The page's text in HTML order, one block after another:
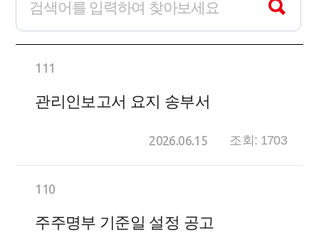
111
관리인보고서 요지 송부서
2026.06.15 조회: 1703
110
주주명부 기준일 설정 공고